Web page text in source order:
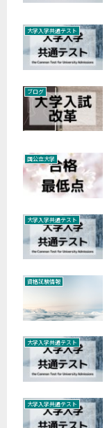
大学入学共通テスト
ブログ
国公立大学
大学入学共通テスト
資格試験情報
大学入学共通テスト
大学入学共通テスト